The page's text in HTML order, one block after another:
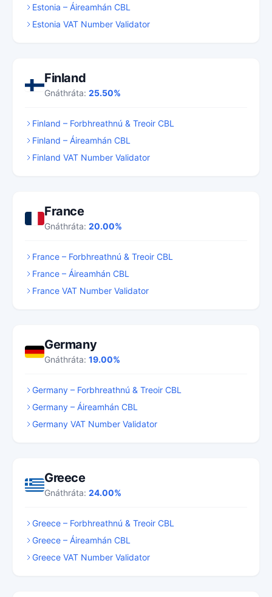
Estonia – Áireamhán CBL
Estonia VAT Number Validator
Finland
Gnáthráta: 25.50%
Finland – Forbhreathnú & Treoir CBL
Finland – Áireamhán CBL
Finland VAT Number Validator
France
Gnáthráta: 20.00%
France – Forbhreathnú & Treoir CBL
France – Áireamhán CBL
France VAT Number Validator
Germany
Gnáthráta: 19.00%
Germany – Forbhreathnú & Treoir CBL
Germany – Áireamhán CBL
Germany VAT Number Validator
Greece
Gnáthráta: 24.00%
Greece – Forbhreathnú & Treoir CBL
Greece – Áireamhán CBL
Greece VAT Number Validator